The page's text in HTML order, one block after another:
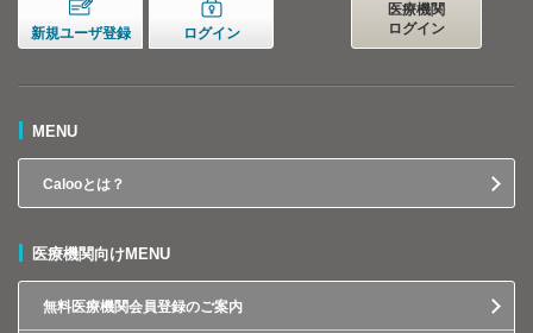
新規ユーザ登録 ログイン
医療機関
ログイン
MENU
Calooとは？
医療機関向けMENU
無料医療機関会員登録のご案内